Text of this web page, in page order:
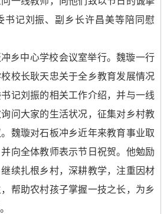
书记刘振、副乡长许昌美等陪同慰
乡中心学校会议室举行。魏璇一行
校长耿天忠关于全乡教育发展情况
记刘振的相关工作介绍，并与一线
问大家的生活状况，征集对乡村教
魏璇对石板冲乡近年来教育事业取
向全体教师表示节日祝贺。他勉励
续扎根乡村，深耕教学，注重因材
帮助农村孩子掌握一技之长，为乡